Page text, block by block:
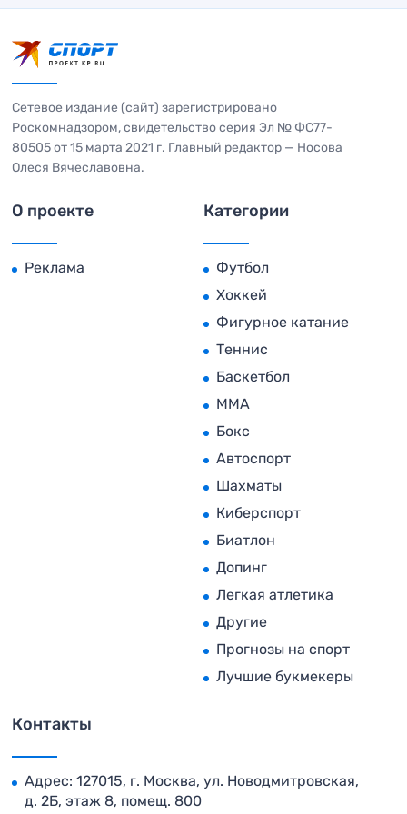
Сетевое издание (сайт) зарегистрировано
Роскомнадзором, свидетельство серия Эл № ФС77-
80505 от 15 марта 2021 г. Главный редактор — Носова
Олеся Вячеславовна.
О проекте
Реклама
Категории
Футбол
Хоккей
Фигурное катание
Теннис
Баскетбол
MMA
Бокс
Автоспорт
Шахматы
Киберспорт
Биатлон
Допинг
Легкая атлетика
Другие
Прогнозы на спорт
Лучшие букмекеры
Контакты
Адрес: 127015, г. Москва, ул. Новодмитровская,
д. 2Б, этаж 8, помещ. 800